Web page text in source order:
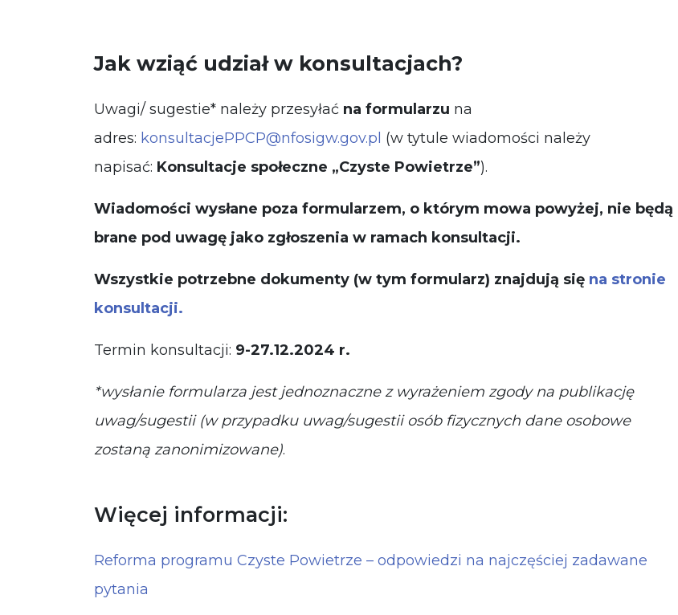
Jak wziąć udział w konsultacjach?
Uwagi/ sugestie* należy przesyłać na formularzu na
adres: konsultacjePPCP@nfosigw.gov.pl (w tytule wiadomości należy
napisać: Konsultacje społeczne „Czyste Powietrze”).
Wiadomości wysłane poza formularzem, o którym mowa powyżej, nie będą
brane pod uwagę jako zgłoszenia w ramach konsultacji.
Wszystkie potrzebne dokumenty (w tym formularz) znajdują się na stronie
konsultacji.
Termin konsultacji: 9-27.12.2024 r.
*wysłanie formularza jest jednoznaczne z wyrażeniem zgody na publikację
uwag/sugestii (w przypadku uwag/sugestii osób fizycznych dane osobowe
zostaną zanonimizowane).
Więcej informacji:
Reforma programu Czyste Powietrze – odpowiedzi na najczęściej zadawane
pytania